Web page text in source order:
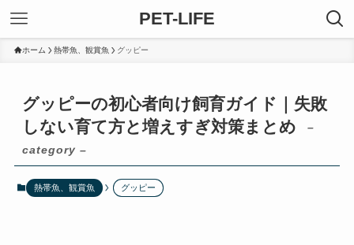
PET-LIFE
ホーム 熱帯魚、観賞魚 グッピー
グッピーの初心者向け飼育ガイド｜失敗
しない育て方と増えすぎ対策まとめ
–
category –
熱帯魚、観賞魚 グッピー